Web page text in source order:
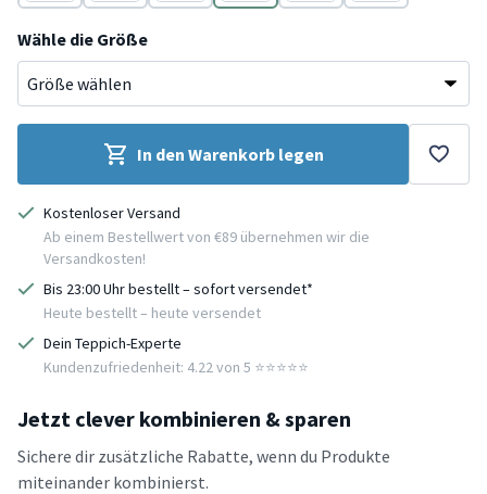
Grau Beige Beige Weiß Taupe
Grün
Wähle die Größe
In den Warenkorb legen
Kostenloser Versand
Ab einem Bestellwert von €89 übernehmen wir die
Versandkosten!
Bis 23:00 Uhr bestellt – sofort versendet*
Heute bestellt – heute versendet
Dein Teppich-Experte
Kundenzufriedenheit: 4.22 von 5 ⭐️⭐️⭐️⭐️⭐️
Jetzt clever kombinieren & sparen
Sichere dir zusätzliche Rabatte, wenn du Produkte
miteinander kombinierst.